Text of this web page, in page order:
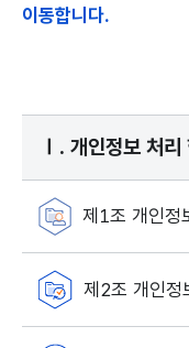
이동합니다.
Ⅰ. 개인정보 처리
제1조 개인정
제2조 개인정